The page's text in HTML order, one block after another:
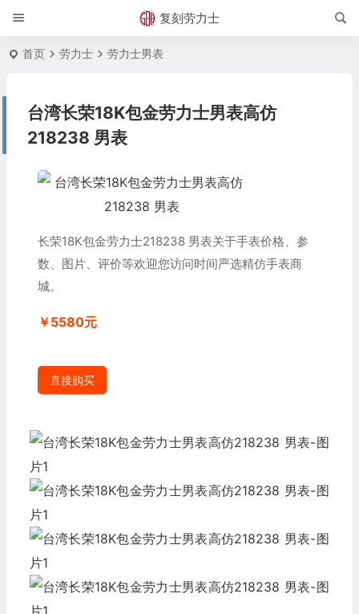
复刻劳力士
首页 劳力士 劳力士男表
台湾长荣18K包金劳力士男表高仿
218238 男表
长荣18K包金劳力士218238 男表关于手表价格、参
数、图片、评价等欢迎您访问时间严选精仿手表商
城。
￥5580元
直接购买